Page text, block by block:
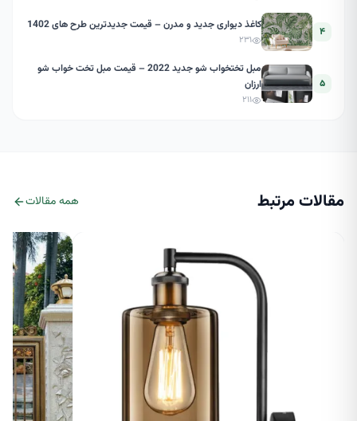
۴ کاغذ دیواری جدید و مدرن – قیمت جدیدترین طرح های 1402
۲۳۱
۵
مبل تختخواب شو جدید 2022 – قیمت مبل تخت خواب شو
ارزان
۲۱۱
مقالات مرتبط همه مقالات